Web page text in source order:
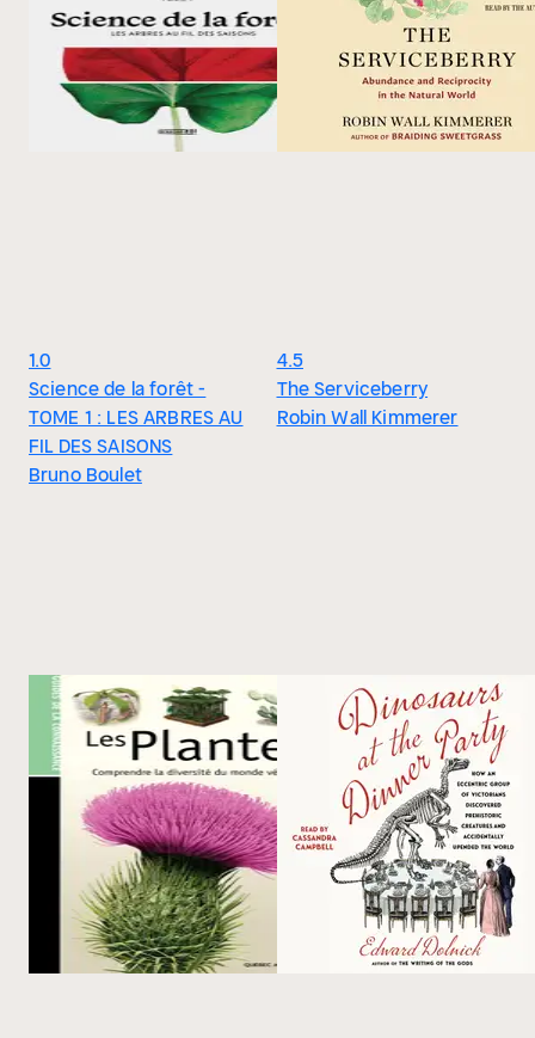
1.0
Science de la forêt -
TOME 1 : LES ARBRES AU
FIL DES SAISONS
Bruno Boulet
4.5
The Serviceberry
Robin Wall Kimmerer